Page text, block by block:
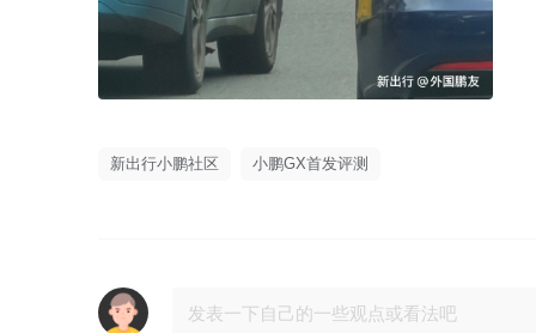
新出行小鹏社区 小鹏GX首发评测